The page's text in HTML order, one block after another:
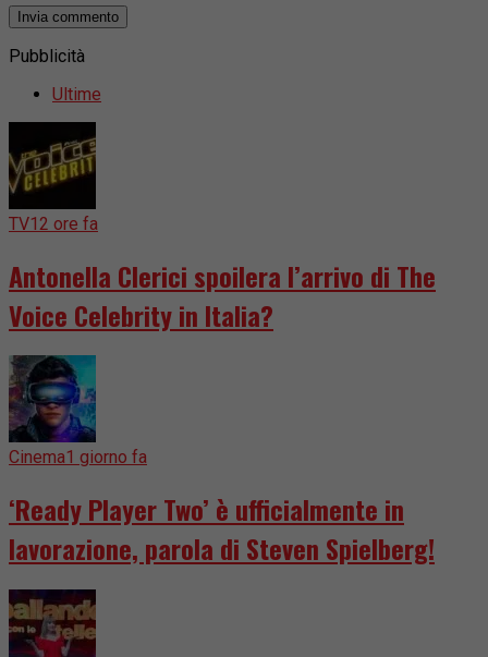
Pubblicità
Ultime
TV12 ore fa
Antonella Clerici spoilera l’arrivo di The
Voice Celebrity in Italia?
Cinema1 giorno fa
‘Ready Player Two’ è ufficialmente in
lavorazione, parola di Steven Spielberg!